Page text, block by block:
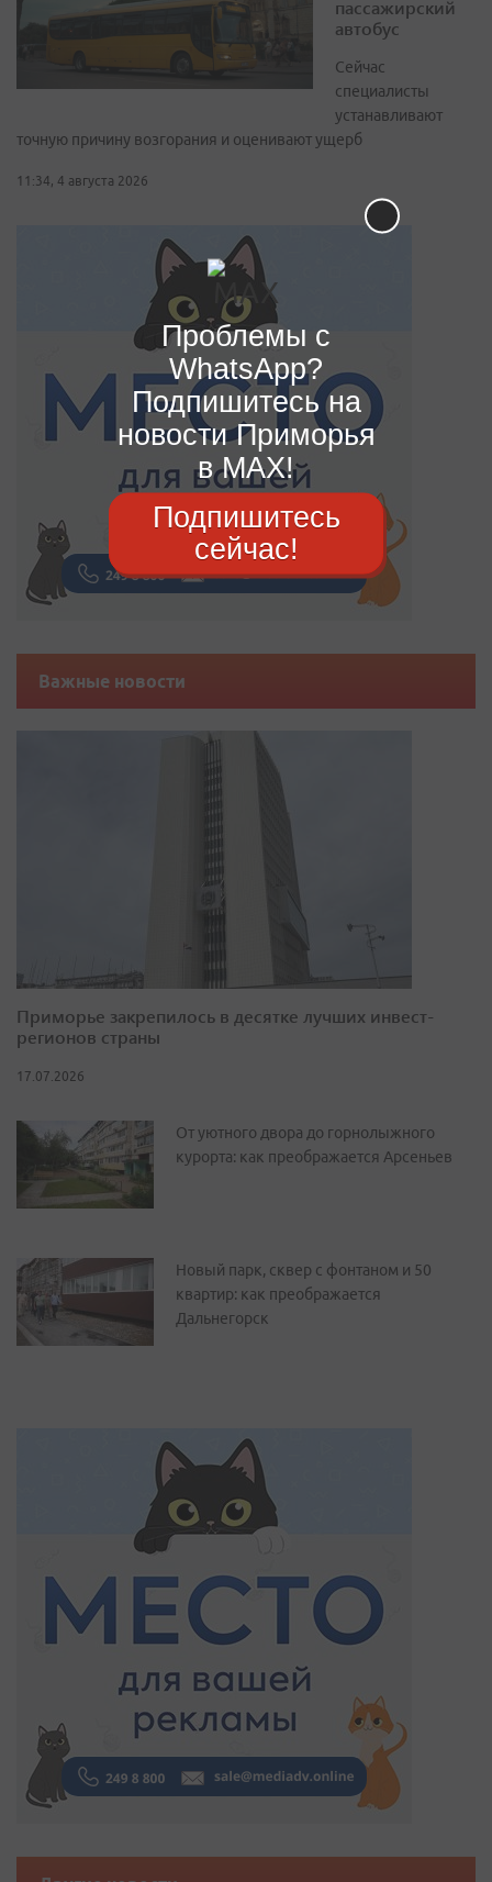
пассажирский
автобус
Сейчас
специалисты
устанавливают
точную причину возгорания и оценивают ущерб
11:34, 4 августа 2026
Важные новости
Приморье закрепилось в десятке лучших инвест-
регионов страны
17.07.2026
От уютного двора до горнолыжного
курорта: как преображается Арсеньев
Новый парк, сквер с фонтаном и 50
квартир: как преображается
Дальнегорск
Проблемы с
WhatsApp?
Подпишитесь на
новости Приморья
в MAX!
Подпишитесь
сейчас!